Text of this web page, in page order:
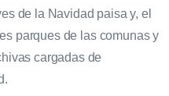
de la Navidad paisa y, el
parques de las comunas y
cargadas de